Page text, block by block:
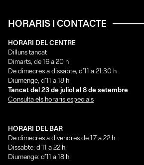
HORARIS I CONTACTE
HORARI DEL CENTRE
Dilluns tancat
Dimarts, de 16 a 20 h
De dimecres a dissabte, d’11 a 21:30 h
Diumenge, d’11 a 18 h
Tancat del 23 de juliol al 8 de setembre
Consulta els horaris especials
HORARI DEL BAR
De dimecres a divendres de 17 a 22 h.
Dissabte: d’11 a 22 h.
Diumenge: d’11 a 18 h.